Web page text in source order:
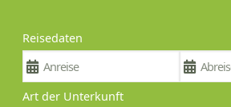
Reisedaten
Art der Unterkunft